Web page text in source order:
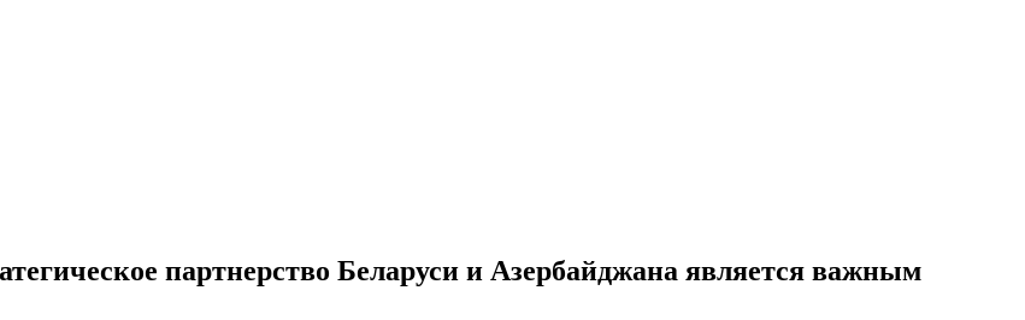
партнерство Беларуси и Азербайджана является важным